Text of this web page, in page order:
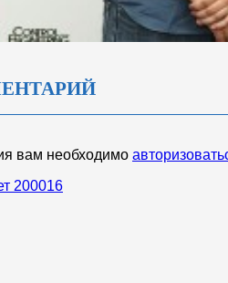
вам необходимо
200016